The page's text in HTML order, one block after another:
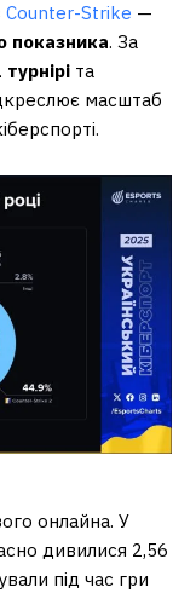
Counter-Strike —
показника. За
та
масштаб
онлайна. У
дивилися 2,56
під час гри